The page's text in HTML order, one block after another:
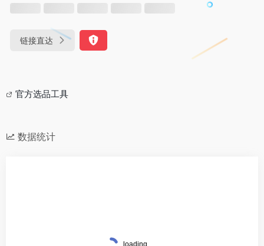
链接直达
官方选品工具
数据统计